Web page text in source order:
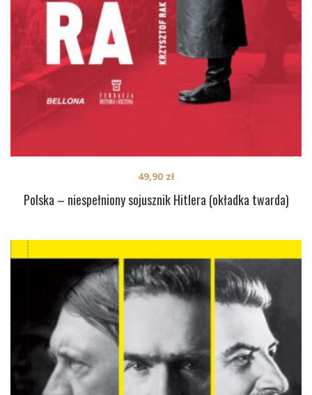
Polska – niespełniony sojusznik Hitlera (okładka twarda)
49,90 zł